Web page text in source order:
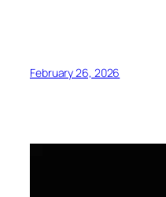
February 26, 2026